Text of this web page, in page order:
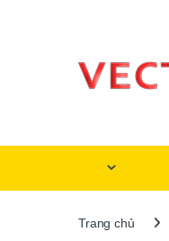
Trang chủ